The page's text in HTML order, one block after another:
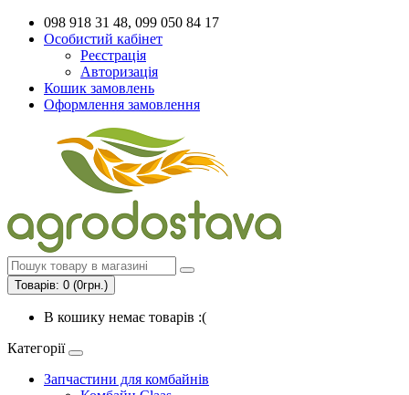
098 918 31 48, 099 050 84 17
Особистий кабінет
Реєстрація
Авторизація
Кошик замовлень
Оформлення замовлення
Товарів: 0 (0грн.)
В кошику немає товарів :(
Категорії
Запчастини для комбайнів